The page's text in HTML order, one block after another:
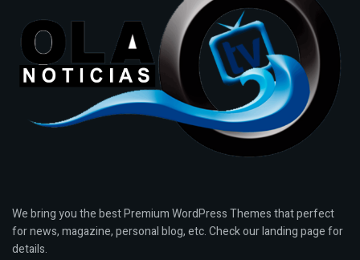
We bring you the best Premium WordPress Themes that perfect
for news, magazine, personal blog, etc. Check our landing page for
details.